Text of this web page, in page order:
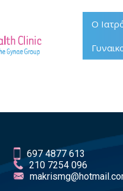
Ο
697 4877 613
210 7254 096